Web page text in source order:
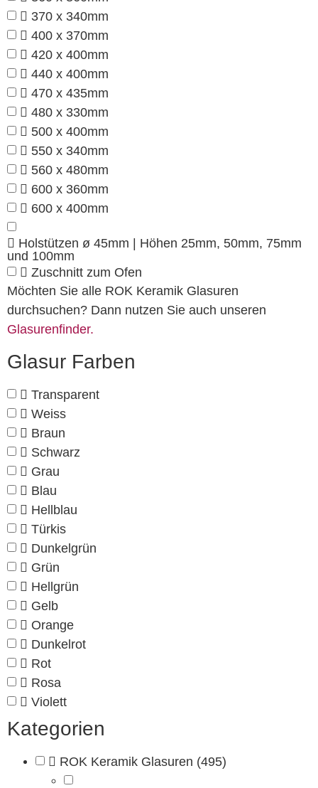
370 x 340mm
400 x 370mm
420 x 400mm
440 x 400mm
470 x 435mm
480 x 330mm
500 x 400mm
550 x 340mm
560 x 480mm
600 x 360mm
600 x 400mm
Holstützen ø 45mm | Höhen 25mm, 50mm, 75mm
und 100mm
Zuschnitt zum Ofen
Möchten Sie alle ROK Keramik Glasuren
durchsuchen? Dann nutzen Sie auch unseren
Glasurenfinder.
Glasur Farben
Transparent
Weiss
Braun
Schwarz
Grau
Blau
Hellblau
Türkis
Dunkelgrün
Grün
Hellgrün
Gelb
Orange
Dunkelrot
Rot
Rosa
Violett
Kategorien
ROK Keramik Glasuren (495)